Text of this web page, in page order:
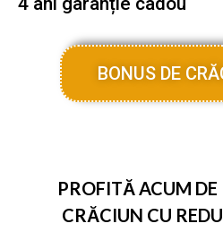
BONUS DE
PROFITĂ ACUM
CRĂCIUN CU